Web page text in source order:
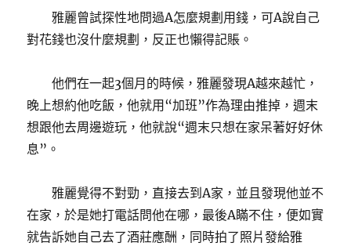
雅麗曾試探性地問過A怎麼規劃用錢，可A說自己
對花錢也沒什麼規劃，反正也懶得記賬。
他們在一起3個月的時候，雅麗發現A越來越忙，
晚上想約他吃飯，他就用“加班”作為理由推掉，週末
想跟他去周邊遊玩，他就說“週末只想在家呆著好好休
息”。
雅麗覺得不對勁，直接去到A家，並且發現他並不
在家，於是她打電話問他在哪，最後A瞞不住，便如實
就告訴她自己去了酒莊應酬，同時拍了照片發給雅